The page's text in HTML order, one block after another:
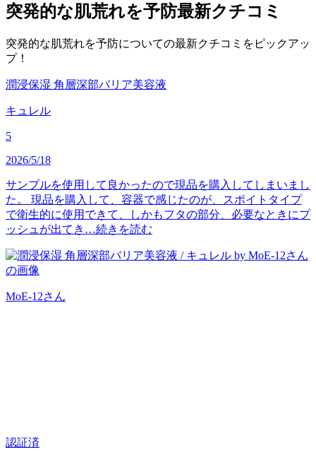
突発的な肌荒れを予防最新クチコミ
突発的な肌荒れを予防についての最新クチコミをピックアッ
プ！
潤浸保湿 角層深部バリア美容液
キュレル
5
2026/5/18
サンプルを使用して良かったので現品を購入してしまいまし
た。 現品を購入して、容器で感じたのが、スポイトタイプ
で衛生的に使用できて、しかもフタの部分、必要なときにプ
ッシュが出てき…続きを読む
MoE-12さん
認証済